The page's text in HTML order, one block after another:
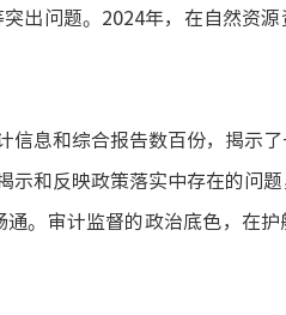
出问题。2024年，在自然资
信息和综合报告数百份，揭示
和反映政策落实中存在的问
。审计监督的政治底色，在护